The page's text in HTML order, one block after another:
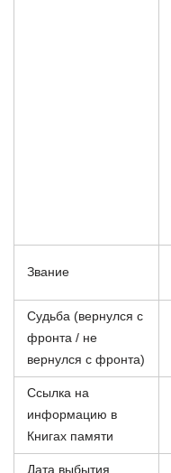
Звание
Судьба (вернулся с
фронта / не
вернулся с фронта)
Ссылка на
информацию в
Книгах памяти
Дата выбытия